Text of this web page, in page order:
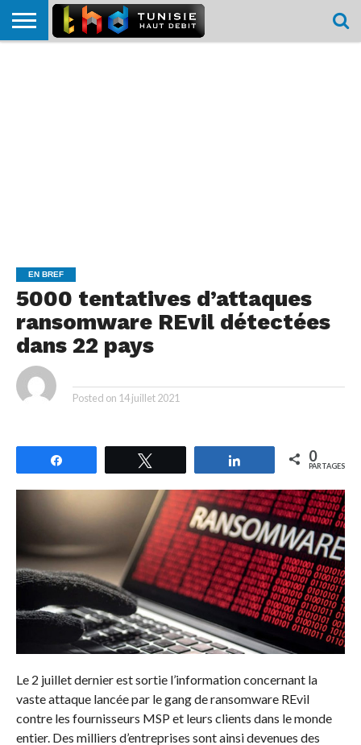
EN BREF
5000 tentatives d’attaques
ransomware REvil détectées
dans 22 pays
Posted on 14 juillet 2021
Partagez 0
PARTAGES
Le 2 juillet dernier est sortie l’information concernant la
vaste attaque lancée par le gang de ransomware REvil
contre les fournisseurs MSP et leurs clients dans le monde
entier. Des milliers d’entreprises sont ainsi devenues des